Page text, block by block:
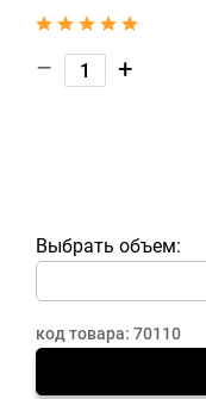
– +
Выбрать объем:
код товара: 70110